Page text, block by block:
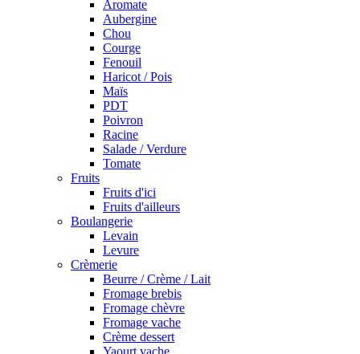
Aromate
Aubergine
Chou
Courge
Fenouil
Haricot / Pois
Maïs
PDT
Poivron
Racine
Salade / Verdure
Tomate
Fruits
Fruits d'ici
Fruits d'ailleurs
Boulangerie
Levain
Levure
Crèmerie
Beurre / Crème / Lait
Fromage brebis
Fromage chèvre
Fromage vache
Crème dessert
Yaourt vache